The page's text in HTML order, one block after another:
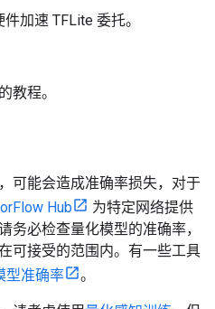
加速 TFLite 委托。
教程。
可能会造成准确率损失，对于
Hub
为特定网络提供
务必检查量化模型的准确率，
可接受的范围内。有一些工具
型准确率 。